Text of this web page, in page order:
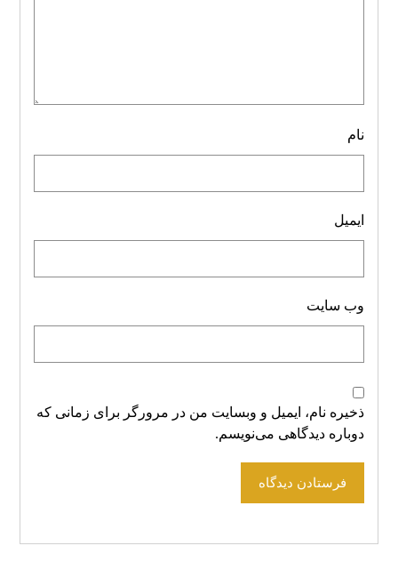
نام
ایمیل
وب‌ سایت
ذخیره نام، ایمیل و وبسایت من در مرورگر برای زمانی که
دوباره دیدگاهی می‌نویسم.
فرستادن دیدگاه